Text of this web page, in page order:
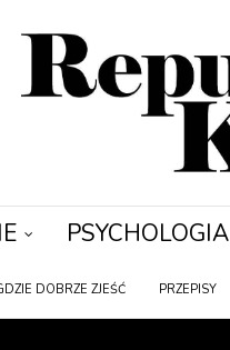
PSYCHOLOGIA
DOBRZE ZJEŚĆ PRZEPISY